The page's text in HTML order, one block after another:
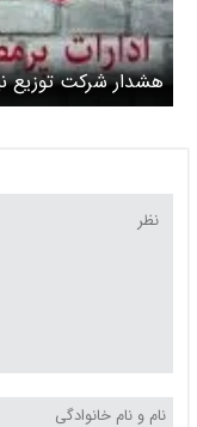
هشدار شرکت توزیع نیروی